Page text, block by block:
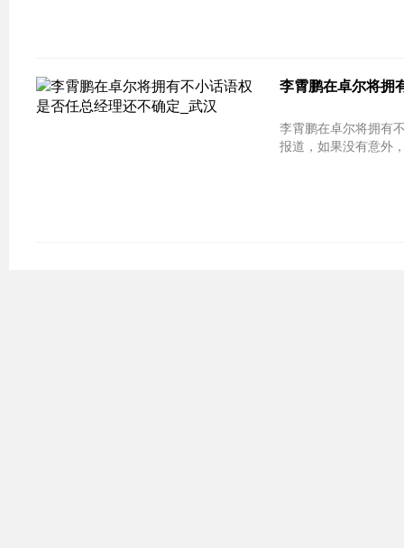
李霄鹏在卓尔将拥
李霄鹏在卓尔将拥有不小话语权
报道，如果没有意外